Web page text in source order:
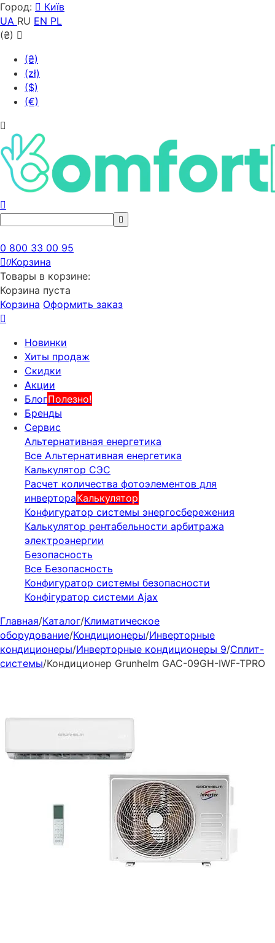
Город:
Київ
UA RU EN PL
(₴)
(₴)
(zł)
($)
(€)
0 800 33 00 95
0Корзина
Товары в корзине:
Корзина пуста
Корзина Оформить заказ
Новинки
Хиты продаж
Скидки
Акции
БлогПолезно!
Бренды
Сервис
Альтернативная енергетика
Все Альтернативная енергетика
Калькулятор СЭС
Расчет количества фотоэлементов для
инвертораКалькулятор
Конфигуратор системы энергосбережения
Калькулятор рентабельности арбитража
электроэнергии
Безопасность
Все Безопасность
Конфигуратор системы безопасности
Конфігуратор системи Ajax
Главная/Каталог/Климатическое
оборудование/Кондиционеры/Инверторные
кондиционеры/Инверторные кондиционеры 9/Сплит-
системы/Кондиционер Grunhelm GAC-09GH-IWF-TPRO